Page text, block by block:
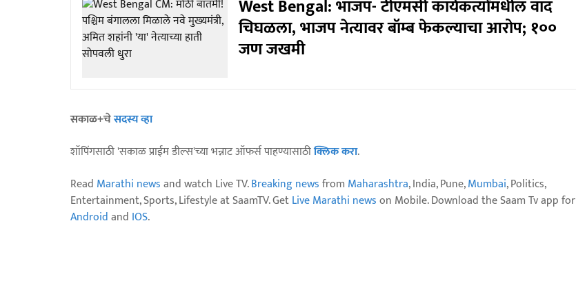
West Bengal: भाजप- टीएमसी कार्यकर्त्यांमधील वाद
चिघळला, भाजप नेत्यावर बॉम्ब फेकल्याचा आरोप; १००
जण जखमी
सकाळ+चेसदस्य व्हा
शॉपिंगसाठी 'सकाळ प्राईम डील्स'च्या भन्नाट ऑफर्स पाहण्यासाठीक्लिक करा.
Read Marathi newsand watch Live TV.Breaking newsfrom Maharashtra, India, Pune,Mumbai, Politics,
Entertainment, Sports, Lifestyle at SaamTV. GetLive Marathi newson Mobile. Download the Saam Tv app for
Androidand IOS.